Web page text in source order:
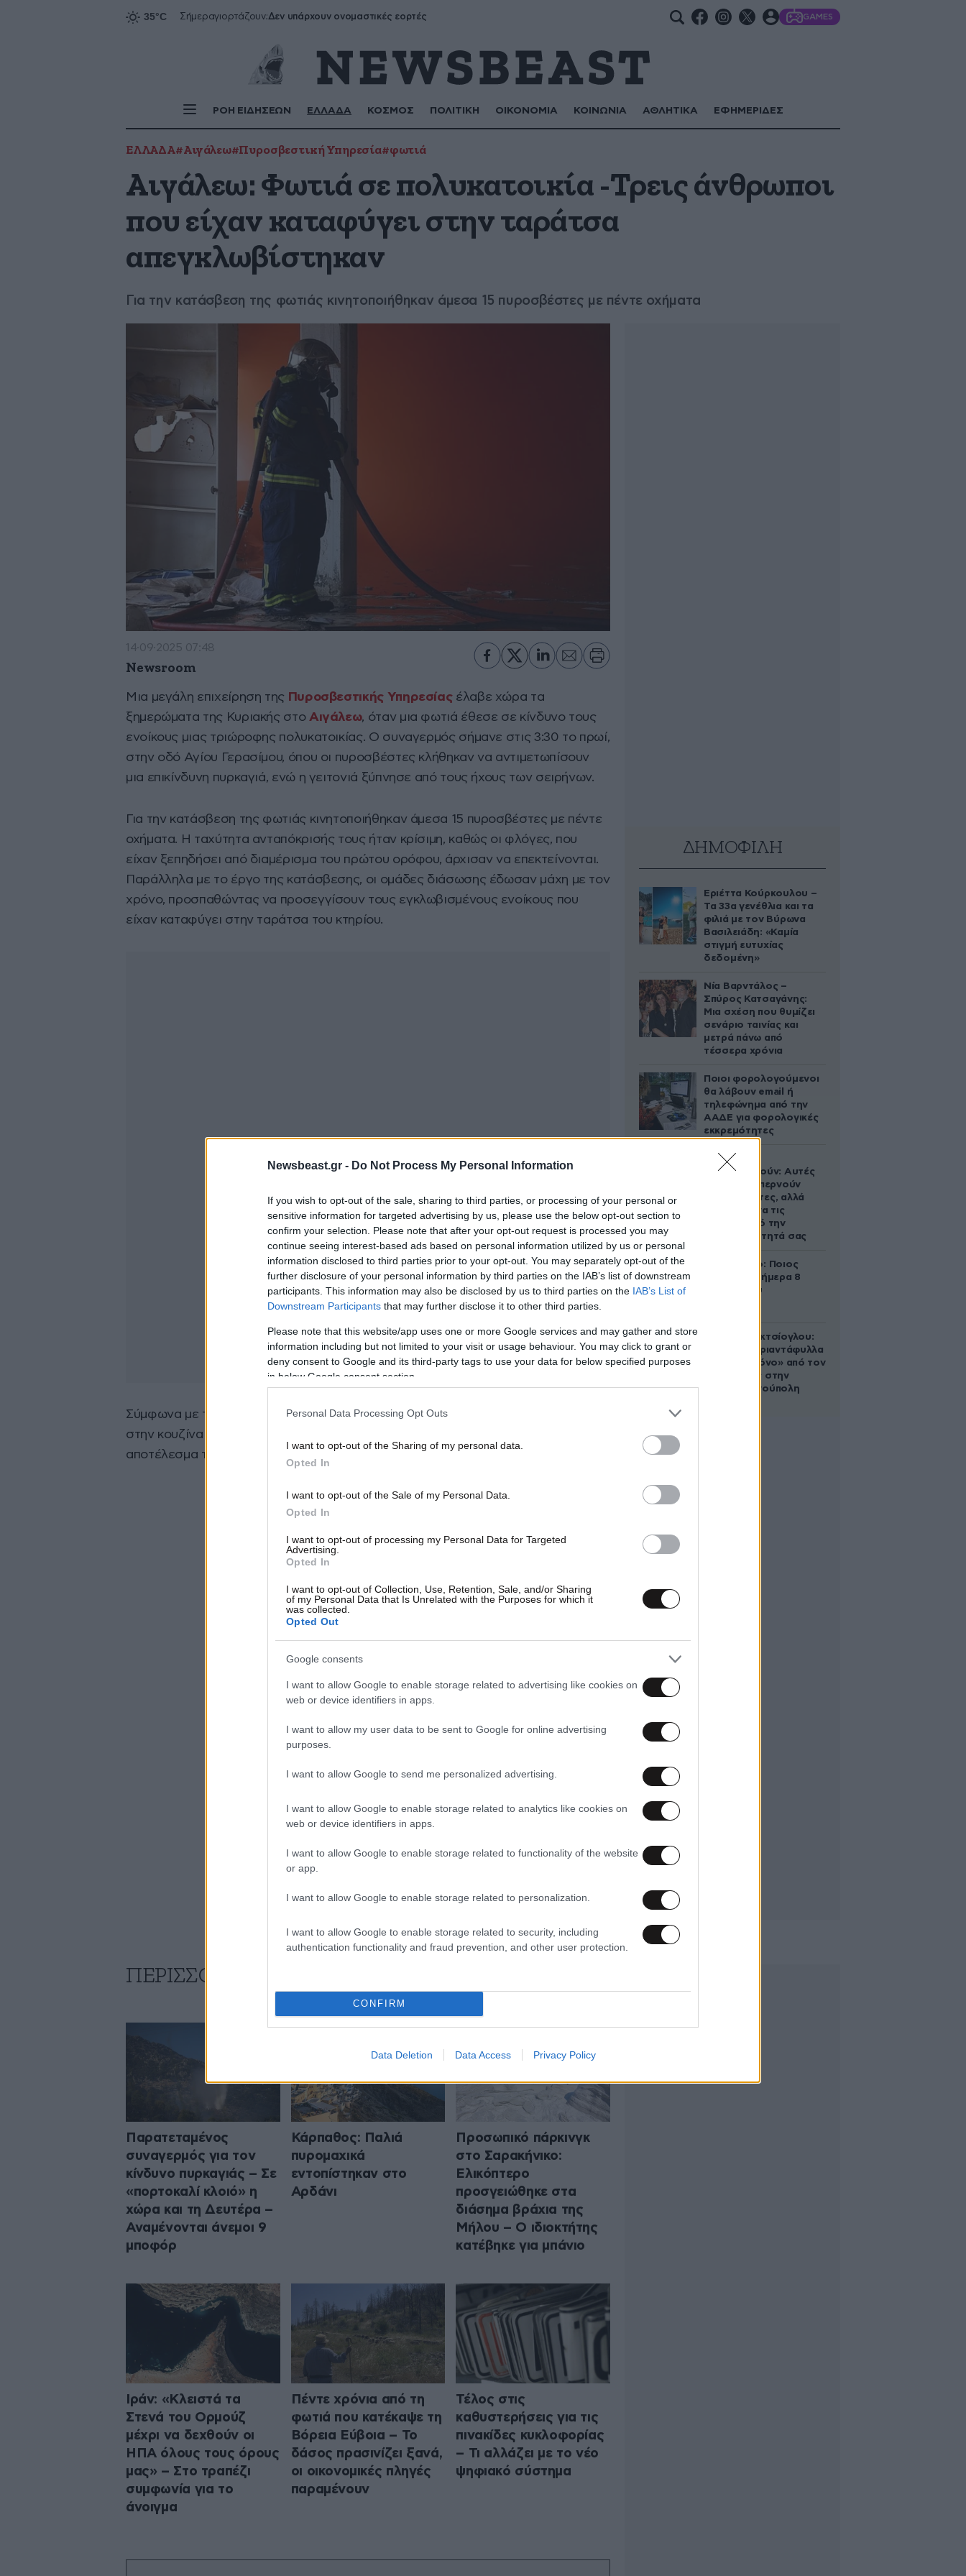
Newsbeast.gr - Do Not Process My Personal Information
If you wish to opt-out of the sale, sharing to third parties, or processing of your personal or
sensitive information for targeted advertising by us, please use the below opt-out section to
confirm your selection. Please note that after your opt-out request is processed you may
continue seeing interest-based ads based on personal information utilized by us or personal
information disclosed to third parties prior to your opt-out. You may separately opt-out of the
further disclosure of your personal information by third parties on the IAB’s list of downstream
participants. This information may also be disclosed by us to third parties on the IAB’s List of
Downstream Participants that may further disclose it to other third parties.
Please note that this website/app uses one or more Google services and may gather and store
information including but not limited to your visit or usage behaviour. You may click to grant or
deny consent to Google and its third-party tags to use your data for below specified purposes
in below Google consent section.
Personal Data Processing Opt Outs
I want to opt-out of the Sharing of my personal data.
Opted In
I want to opt-out of the Sale of my Personal Data.
Opted In
I want to opt-out of processing my Personal Data for Targeted
Advertising.
Opted In
I want to opt-out of Collection, Use, Retention, Sale, and/or Sharing
of my Personal Data that Is Unrelated with the Purposes for which it
was collected.
Opted Out
Google consents
I want to allow Google to enable storage related to advertising like cookies on
web or device identifiers in apps.
I want to allow my user data to be sent to Google for online advertising
purposes.
I want to allow Google to send me personalized advertising.
I want to allow Google to enable storage related to analytics like cookies on
web or device identifiers in apps.
I want to allow Google to enable storage related to functionality of the website
or app.
I want to allow Google to enable storage related to personalization.
I want to allow Google to enable storage related to security, including
authentication functionality and fraud prevention, and other user protection.
CONFIRM
Data Deletion Data Access Privacy Policy
Σήμεραγιορτάζουν:Δεν υπάρχουν ονομαστικές εορτές GAMES
ΡΟΗ ΕΙΔΗΣΕΩΝ ΕΛΛΑΔΑ ΚΟΣΜΟΣ ΠΟΛΙΤΙΚΗ ΟΙΚΟΝΟΜΙΑ ΚΟΙΝΩΝΙΑ ΑΘΛΗΤΙΚΑ ΕΦΗΜΕΡΙΔΕΣ
ΕΛΛΑΔΑ#Αιγάλεω#Πυροσβεστική Υπηρεσία#φωτιά
Αιγάλεω: Φωτιά σε πολυκατοικία -Τρεις άνθρωποι
που είχαν καταφύγει στην ταράτσα
απεγκλωβίστηκαν
Για την κατάσβεση της φωτιάς κινητοποιήθηκαν άμεσα 15 πυροσβέστες με πέντε οχήματα
14·09·2025 07:48
Newsroom
Μια μεγάλη επιχείρηση της Πυροσβεστικής Υπηρεσίαςέλαβε χώρα τα
ξημερώματα της Κυριακής στο Αιγάλεω, όταν μια φωτιά έθεσε σε κίνδυνο τους
ενοίκους μιας τριώροφης πολυκατοικίας. Ο συναγερμός σήμανε στις 3:30 το πρωί,
στην οδό Αγίου Γερασίμου, όπου οι πυροσβέστες κλήθηκαν να αντιμετωπίσουν
μια επικίνδυνη πυρκαγιά, ενώ η γειτονιά ξύπνησε από τους ήχους των σειρήνων.
Για την κατάσβεση της φωτιάς κινητοποιήθηκαν άμεσα 15 πυροσβέστες με πέντε
οχήματα. Η ταχύτητα ανταπόκρισής τους ήταν κρίσιμη, καθώς οι φλόγες, που
είχαν ξεπηδήσει από διαμέρισμα του πρώτου ορόφου, άρχισαν να επεκτείνονται.
Παράλληλα με το έργο της κατάσβεσης, οι ομάδες διάσωσης έδωσαν μάχη με τον
χρόνο, προσπαθώντας να προσεγγίσουν τους εγκλωβισμένους ενοίκους που
είχαν καταφύγει στην ταράτσα του κτηρίου.
Σύμφωνα με τις πρώτες πληροφορίες, αιτία της πυρκαγιάς ήταν βραχυκύκλωμα
στην κουζίνα του διαμερίσματος. Οι φλόγες επεκτάθηκαν με ταχύτητα, με
αποτέλεσμα το διαμέρισμα να καταστραφεί ολοσχερώς.
ΔΗΜΟΦΙΛΗ
Εριέττα Κούρκουλου –
Τα 33α γενέθλια και τα
φιλιά με τον Βύρωνα
Βασιλειάδη: «Καμία
στιγμή ευτυχίας
δεδομένη»
Νία Βαρντάλος –
Σπύρος Κατσαγάνης:
Μια σχέση που θυμίζει
σενάριο ταινίας και
μετρά πάνω από
τέσσερα χρόνια
Ποιοι φορολογούμενοι
θα λάβουν email ή
τηλεφώνημα από την
ΑΑΔΕ για φορολογικές
εκκρεμότητες
Ογκολόγοι
προειδοποιούν: Αυτές
οι τροφές, περνούν
απαρατήρητες, αλλά
καλό είναι να τις
βγάλετε από την
καθημερινότητά σας
Εορτολόγιο: Ποιος
γιορτάζει σήμερα 8
Αυγούστου
Μαρία Εκμεκτσίογλου:
«17 λευκά τριαντάφυλλα
για έναν χρόνο» από τον
σύζυγό της στην
Κωνσταντινούπολη
ΠΕΡΙΣΣΟΤΕΡΑ ΑΠΟ ΤΗΝ ΕΛΛΑΔΑ
Παρατεταμένος
συναγερμός για τον
κίνδυνο πυρκαγιάς – Σε
«πορτοκαλί κλοιό» η
χώρα και τη Δευτέρα –
Αναμένονται άνεμοι 9
μποφόρ
Κάρπαθος: Παλιά
πυρομαχικά
εντοπίστηκαν στο
Αρδάνι
Προσωπικό πάρκινγκ
στο Σαρακήνικο:
Ελικόπτερο
προσγειώθηκε στα
διάσημα βράχια της
Μήλου – Ο ιδιοκτήτης
κατέβηκε για μπάνιο
Ιράν: «Κλειστά τα
Στενά του Ορμούζ
μέχρι να δεχθούν οι
ΗΠΑ όλους τους όρους
μας» – Στο τραπέζι
συμφωνία για το
άνοιγμα
Πέντε χρόνια από τη
φωτιά που κατέκαψε τη
Βόρεια Εύβοια – Το
δάσος πρασινίζει ξανά,
οι οικονομικές πληγές
παραμένουν
Τέλος στις
καθυστερήσεις για τις
πινακίδες κυκλοφορίας
– Τι αλλάζει με το νέο
ψηφιακό σύστημα